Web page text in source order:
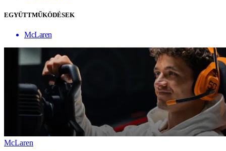
EGYÜTTMŰKÖDÉSEK
McLaren
McLaren